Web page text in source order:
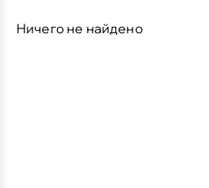
Ничего не найдено